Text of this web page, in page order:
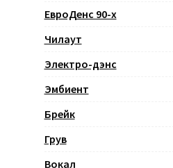
ЕвроДенс 90-х
Чилаут
Электро-дэнс
Эмбиент
Брейк
Грув
Вокал